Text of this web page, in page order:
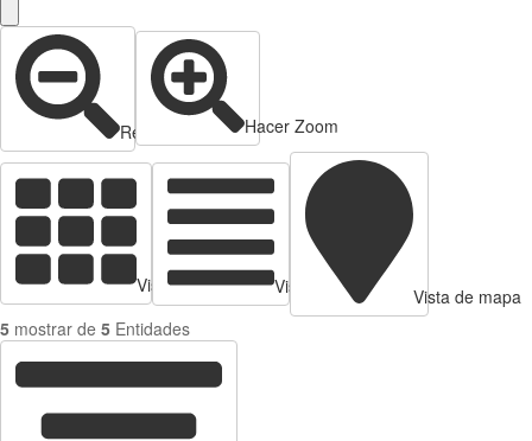
Reducir zoom Hacer Zoom
Vista de tarjetas Vista de Tabla
Vista de mapa
5 mostrar de 5 Entidades